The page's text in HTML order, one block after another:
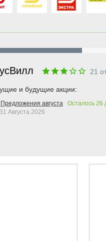
21
и будущие акции:
Предложения августа Осталось 26
Августа 2026